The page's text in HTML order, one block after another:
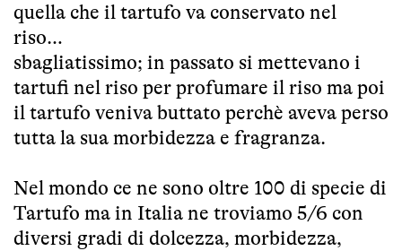
quella che il tartufo va conservato nel
riso…
sbagliatissimo; in passato si mettevano i
tartufi nel riso per profumare il riso ma poi
il tartufo veniva buttato perchè aveva perso
tutta la sua morbidezza e fragranza.
Nel mondo ce ne sono oltre 100 di specie di
Tartufo ma in Italia ne troviamo 5/6 con
diversi gradi di dolcezza, morbidezza,